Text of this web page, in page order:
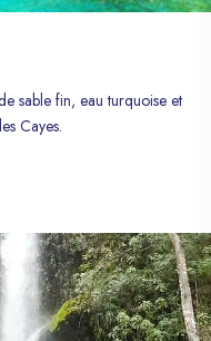
sable fin, eau turquoise et
Cayes.